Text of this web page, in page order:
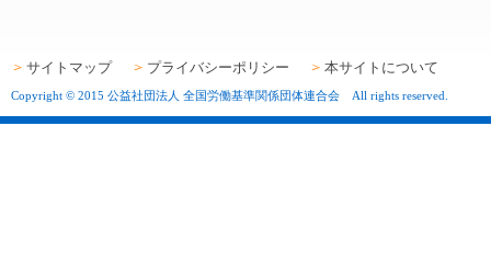
サイトマップ プライバシーポリシー 本サイトについて
Copyright © 2015 公益社団法人 全国労働基準関係団体連合会 All rights reserved.